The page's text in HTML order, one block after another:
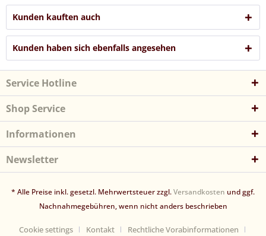
Kunden kauften auch
Kunden haben sich ebenfalls angesehen
Service Hotline
Shop Service
Informationen
Newsletter
* Alle Preise inkl. gesetzl. Mehrwertsteuer zzgl.Versandkosten und ggf.
Nachnahmegebühren, wenn nicht anders beschrieben
Cookie settings Kontakt Rechtliche Vorabinformationen